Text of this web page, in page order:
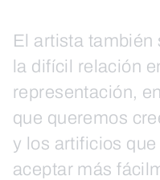
El artista también
la difícil relación
representación,
que queremos
y los artificios
aceptar más